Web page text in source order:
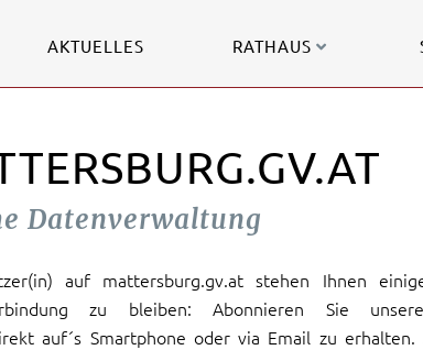
AKTUELLES RATHAUS
Datenverwaltung
auf mattersburg.gv.at stehen Ihnen
zu bleiben: Abonnieren Sie unsere
auf´s Smartphone oder via Email zu